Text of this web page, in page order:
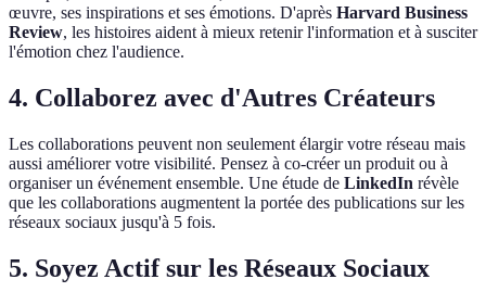
œuvre, ses inspirations et ses émotions. D'après Harvard Business
Review, les histoires aident à mieux retenir l'information et à susciter
l'émotion chez l'audience.
4. Collaborez avec d'Autres Créateurs
Les collaborations peuvent non seulement élargir votre réseau mais
aussi améliorer votre visibilité. Pensez à co-créer un produit ou à
organiser un événement ensemble. Une étude de LinkedIn révèle
que les collaborations augmentent la portée des publications sur les
réseaux sociaux jusqu'à 5 fois.
5. Soyez Actif sur les Réseaux Sociaux